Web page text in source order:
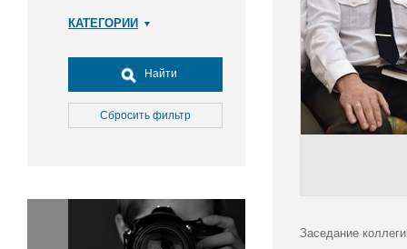
КАТЕГОРИИ
Досуг, туризм и отдых
Культура
Медицина
Окружающая среда
Политика
Найти
Сбросить фильтр
Заседание